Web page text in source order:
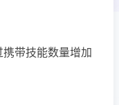
带技能数量增加